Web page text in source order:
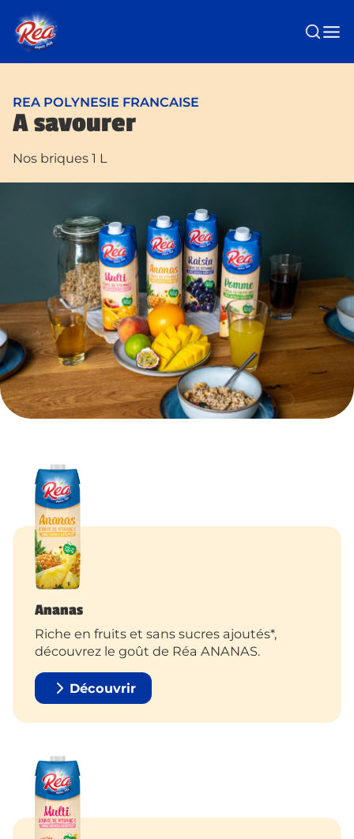
Passer au contenu principal
REA POLYNESIE FRANCAISE
A savourer
Nos briques 1 L
Ananas
Riche en fruits et sans sucres ajoutés*,
découvrez le goût de Réa ANANAS.
Découvrir